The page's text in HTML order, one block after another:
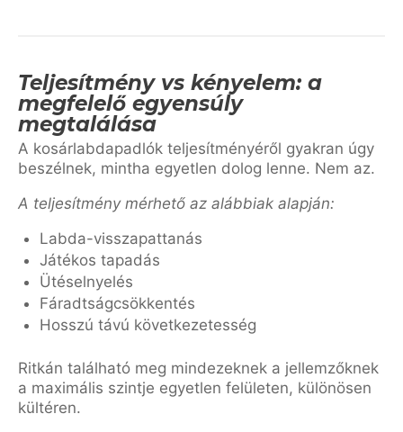
Teljesítmény vs kényelem: a
megfelelő egyensúly
megtalálása
A kosárlabdapadlók teljesítményéről gyakran úgy
beszélnek, mintha egyetlen dolog lenne. Nem az.
A teljesítmény mérhető az alábbiak alapján:
Labda-visszapattanás
Játékos tapadás
Ütéselnyelés
Fáradtságcsökkentés
Hosszú távú következetesség
Ritkán található meg mindezeknek a jellemzőknek
a maximális szintje egyetlen felületen, különösen
kültéren.